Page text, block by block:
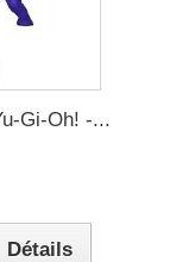
Gi-Oh! -...
Détails